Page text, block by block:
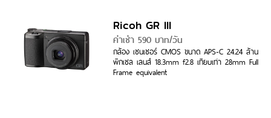
Ricoh GR III
ค่าเช่า 590 บาท/วัน
กล้อง เซนเซอร์ CMOS ขนาด APS-C 24.24 ล้าน
พิกเซล เลนส์ 18.3mm f2.8 เทียบเท่า 28mm Full
Frame equivalent